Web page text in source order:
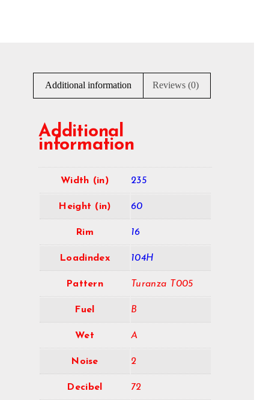
Additional information Reviews (0)
Additional
information
Width (in) 235
Height (in) 60
Rim 16
Loadindex 104H
Pattern Turanza T005
Fuel B
Wet A
Noise 2
Decibel 72